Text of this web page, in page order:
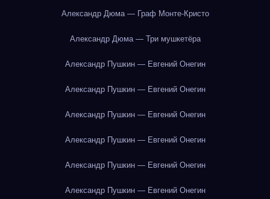
Александр Дюма — Граф Монте-Кристо
Александр Дюма — Три мушкетёра
Александр Пушкин — Евгений Онегин
Александр Пушкин — Евгений Онегин
Александр Пушкин — Евгений Онегин
Александр Пушкин — Евгений Онегин
Александр Пушкин — Евгений Онегин
Александр Пушкин — Евгений Онегин